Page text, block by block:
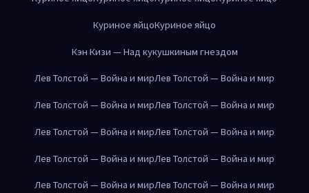
Куриное яйцоКуриное яйцо
Кэн Кизи — Над кукушкиным гнездом
Лев Толстой — Война и мирЛев Толстой — Война и мир
Лев Толстой — Война и мирЛев Толстой — Война и мир
Лев Толстой — Война и мирЛев Толстой — Война и мир
Лев Толстой — Война и мирЛев Толстой — Война и мир
Лев Толстой — Война и мирЛев Толстой — Война и мир